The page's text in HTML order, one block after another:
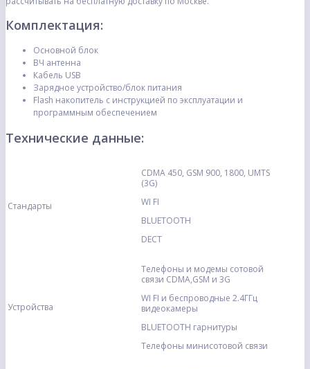
Комплектация:
Основной блок
ВЧ антенна
Кабель USB
Зарядное устройство/блок питания
Flash накопитель с инструкцией по эксплуатации и
программным обеспечением
Технические данные:
Стандарты
CDMA 450, GSM 900, 1800, UMTS
(3G)
WI FI
BLUETOOTH
DECT
Устройства
Телефоны и модемы сотовой
связи CDMA,GSM и 3G
WI FI и беспроводные 2.4ГГц
видеокамеры
BLUETOOTH гарнитуры
Телефоны минисотовой связи